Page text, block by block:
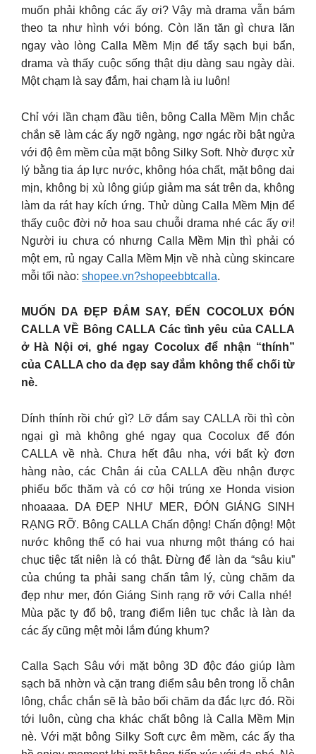
muốn phải không các ấy ơi? Vậy mà drama vẫn bám
theo ta như hình với bóng. Còn lăn tăn gì chưa lăn
ngay vào lòng Calla Mềm Mịn để tẩy sạch bụi bẩn,
drama và thấy cuộc sống thật dịu dàng sau ngày dài.
Một chạm là say đắm, hai chạm là iu luôn!
Chỉ với lần chạm đầu tiên, bông Calla Mềm Mịn chắc
chắn sẽ làm các ấy ngỡ ngàng, ngơ ngác rồi bật ngửa
với độ êm mềm của mặt bông Silky Soft. Nhờ được xử
lý bằng tia áp lực nước, không hóa chất, mặt bông dai
mịn, không bị xù lông giúp giảm ma sát trên da, không
làm da rát hay kích ứng. Thử dùng Calla Mềm Mịn để
thấy cuộc đời nở hoa sau chuỗi drama nhé các ấy ơi!
Người iu chưa có nhưng Calla Mềm Mịn thì phải có
một em, rủ ngay Calla Mềm Mịn về nhà cùng skincare
mỗi tối nào: shopee.vn?shopeebbtcalla.
MUỐN DA ĐẸP ĐẮM SAY, ĐẾN COCOLUX ĐÓN
CALLA VỀ Bông CALLA Các tình yêu của CALLA
ở Hà Nội ơi, ghé ngay Cocolux để nhận “thính”
của CALLA cho da đẹp say đắm không thể chối từ
nè.
Dính thính rồi chứ gì? Lỡ đắm say CALLA rồi thì còn
ngại gì mà không ghé ngay qua Cocolux để đón
CALLA về nhà. Chưa hết đâu nha, với bất kỳ đơn
hàng nào, các Chân ái của CALLA đều nhận được
phiếu bốc thăm và có cơ hội trúng xe Honda vision
nhoaaaa. DA ĐẸP NHƯ MER, ĐÓN GIÁNG SINH
RẠNG RỠ. Bông CALLA Chấn động! Chấn động! Một
nước không thể có hai vua nhưng một tháng có hai
chục tiệc tất niên là có thật. Đừng để làn da “sâu kiu”
của chúng ta phải sang chấn tâm lý, cùng chăm da
đẹp như mer, đón Giáng Sinh rạng rỡ với Calla nhé! ️
Mùa pặc ty đổ bộ, trang điểm liên tục chắc là làn da
các ấy cũng mệt mỏi lắm đúng khum?
Calla Sạch Sâu với mặt bông 3D độc đáo giúp làm
sạch bã nhờn và cặn trang điểm sâu bên trong lỗ chân
lông, chắc chắn sẽ là bảo bối chăm da đắc lực đó. Rồi
tới luôn, cùng cha khác chất bông là Calla Mềm Mịn
nè. Với mặt bông Silky Soft cực êm mềm, các ấy tha